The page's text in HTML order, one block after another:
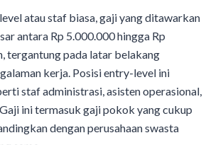
atau staf biasa, gaji yang ditawarkan
antara Rp 5.000.000 hingga Rp
tergantung pada latar belakang
kerja. Posisi entry-level ini
staf administrasi, asisten operasional,
ini termasuk gaji pokok yang cukup
dengan perusahaan swasta